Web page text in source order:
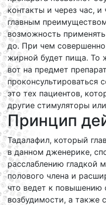
контакты и через час,
главным
возможность
до. При чем
жирной будет пища. То
вот на предмет
проконсультироваться
это тех пациентов,
другие стимуляторы
Принцип
Тадалафил, который
в данном дженерике,
расслаблению гладкой
полового члена и
что ведет к повышению
возбудимости, а также